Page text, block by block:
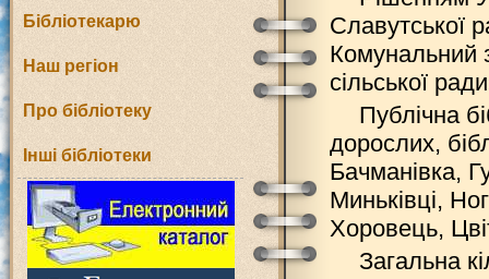
Бібліотекарю
Наш регіон
Про бібліотеку
Інші бібліотеки
Славутської
Комунальний
сільської
Публічна
дорослих,
Бачманівка,
Миньківці,
Хоровець,
Загальна